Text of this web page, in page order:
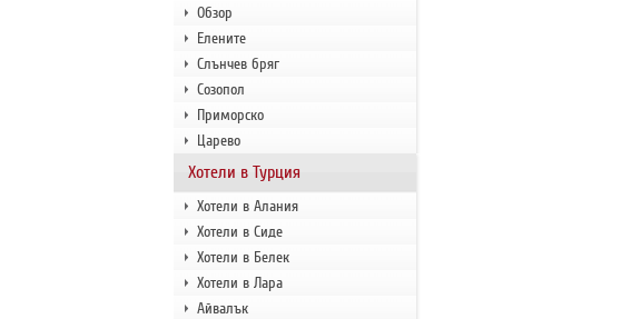
Обзор
Елените
Слънчев бряг
Созопол
Приморско
Царево
Хотели в Турция
Хотели в Алания
Хотели в Сиде
Хотели в Белек
Хотели в Лара
Айвалък